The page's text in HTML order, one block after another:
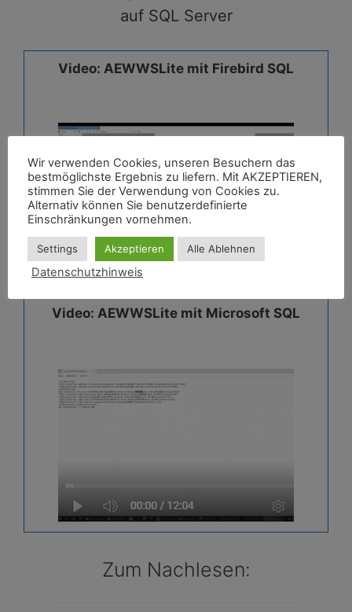
auf SQL Server
Video: AEWWSLite mit Firebird SQL
Video: AEWWSLite mit Microsoft SQL
Zum Nachlesen:
Wir verwenden Cookies, unseren Besuchern das
bestmöglichste Ergebnis zu liefern. Mit AKZEPTIEREN,
stimmen Sie der Verwendung von Cookies zu.
Alternativ können Sie benutzerdefinierte
Einschränkungen vornehmen.
Settings Akzeptieren Alle Ablehnen
Datenschutzhinweis